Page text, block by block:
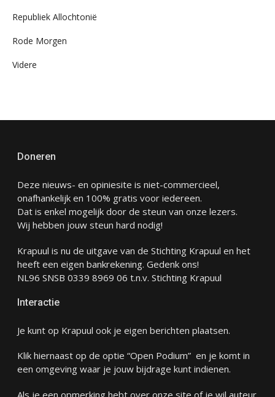
Republiek Allochtonië
Rode Morgen
Videre
Doneren
Deze nieuws- en opiniesite is niet-commercieel,
onafhankelijk en 100% gratis voor iedereen.
Dat is enkel mogelijk door de steun van onze lezers.
Wij hebben jouw steun hard nodig!
Krapuul is nu de uitgave van de Stichting Krapuul en het
heeft een eigen bankrekening. Gedenk ons!
NL96 SNSB 0339 8969 06 t.n.v. Stichting Krapuul
Interactie
Je kunt op Krapuul ook je eigen berichten plaatsen.
Klik hiernaast op de optie “Open Podium” en je komt in
een omgeving waar je jouw bijdrage kunt indienen.
Als je een opmerking hebt over onze site of je wil auteur